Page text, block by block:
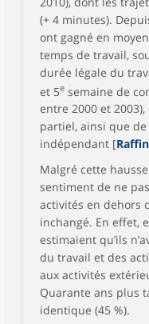
(+ 4 minutes).
ont gagné en
temps de travail,
durée légale du
et 5e semaine de
entre 2000 et
partiel, ainsi que de
indépendant [
Malgré cette
sentiment de ne
activités en dehors
inchangé. En effet,
estimaient qu’ils
du travail et des
aux activités
Quarante ans plus
identique (45 %).